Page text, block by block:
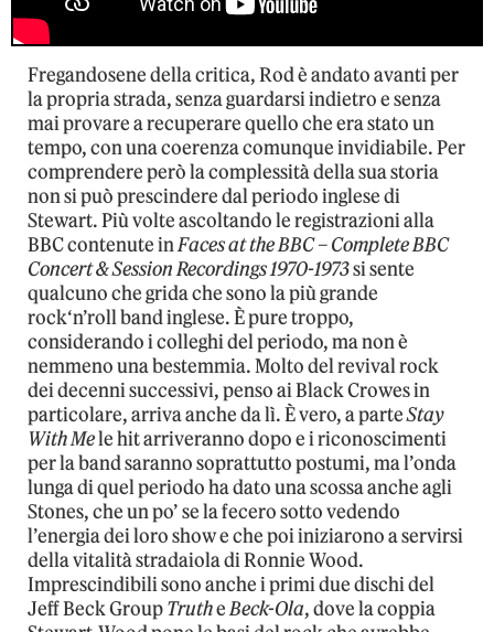
Fregandosene della critica, Rod è andato avanti per
la propria strada, senza guardarsi indietro e senza
mai provare a recuperare quello che era stato un
tempo, con una coerenza comunque invidiabile. Per
comprendere però la complessità della sua storia
non si può prescindere dal periodo inglese di
Stewart. Più volte ascoltando le registrazioni alla
BBC contenute inFaces at the BBC – Complete BBC
Concert & Session Recordings 1970-1973si sente
qualcuno che grida che sono la più grande
rock‘n’roll band inglese. È pure troppo,
considerando i colleghi del periodo, ma non è
nemmeno una bestemmia. Molto del revival rock
dei decenni successivi, penso ai Black Crowes in
particolare, arriva anche da lì. È vero, a parteStay
With Mele hit arriveranno dopo e i riconoscimenti
per la band saranno soprattutto postumi, ma l’onda
lunga di quel periodo ha dato una scossa anche agli
Stones, che un po’ se la fecero sotto vedendo
l’energia dei loro show e che poi iniziarono a servirsi
della vitalità stradaiola di Ronnie Wood.
Imprescindibili sono anche i primi due dischi del
Jeff Beck GroupTrutheBeck-Ola, dove la coppia